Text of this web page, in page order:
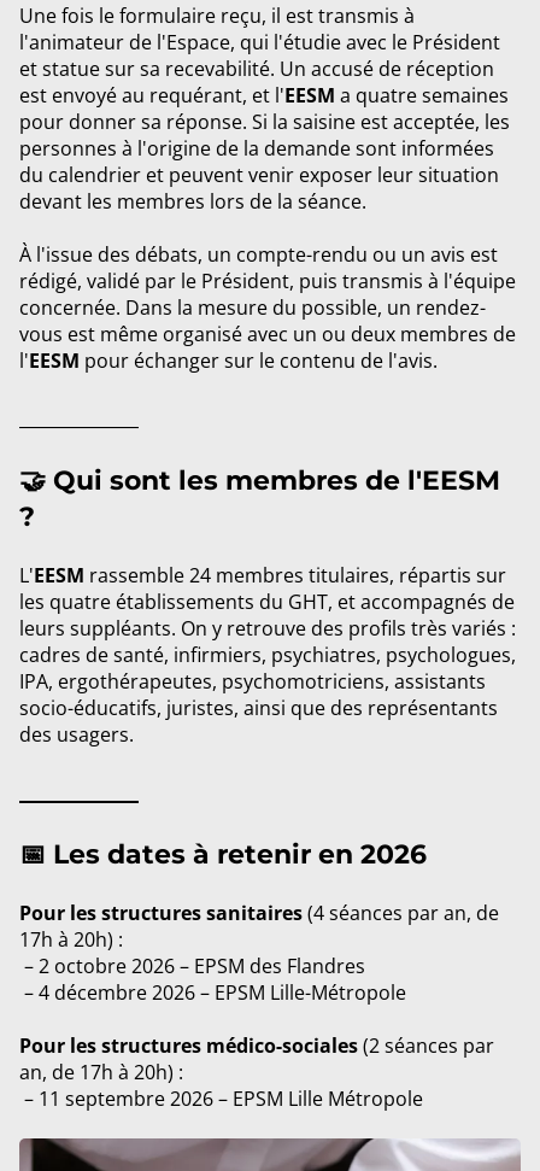
Une fois le formulaire reçu, il est transmis à
l'animateur de l'Espace, qui l'étudie avec le Président
et statue sur sa recevabilité. Un accusé de réception
est envoyé au requérant, et l'EESM a quatre semaines
pour donner sa réponse. Si la saisine est acceptée, les
personnes à l'origine de la demande sont informées
du calendrier et peuvent venir exposer leur situation
devant les membres lors de la séance.
À l'issue des débats, un compte-rendu ou un avis est
rédigé, validé par le Président, puis transmis à l'équipe
concernée. Dans la mesure du possible, un rendez-
vous est même organisé avec un ou deux membres de
l'EESM pour échanger sur le contenu de l'avis.
🤝 Qui sont les membres de l'EESM
?
L'EESM rassemble 24 membres titulaires, répartis sur
les quatre établissements du GHT, et accompagnés de
leurs suppléants. On y retrouve des profils très variés :
cadres de santé, infirmiers, psychiatres, psychologues,
IPA, ergothérapeutes, psychomotriciens, assistants
socio-éducatifs, juristes, ainsi que des représentants
des usagers.
📅 Les dates à retenir en 2026
Pour les structures sanitaires(4 séances par an, de
17h à 20h) :
2 octobre 2026 – EPSM des Flandres
4 décembre 2026 – EPSM Lille-Métropole
Pour les structures médico-sociales(2 séances par
an, de 17h à 20h) :
11 septembre 2026 – EPSM Lille Métropole